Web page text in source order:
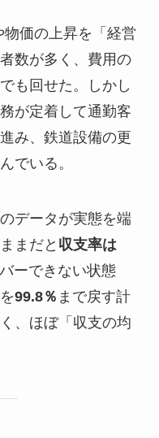
価の上昇を「経営
数が多く、費用の
も回せた。しかし
が定着して通勤客
み、鉄道設備の更
でいる。
データが実態を端
まだと 収支率は
ーできない状態
99.8％ まで戻す計
、ほぼ「収支の均